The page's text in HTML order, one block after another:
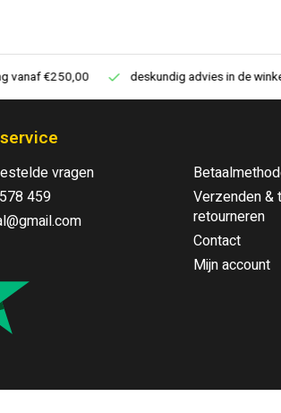
in de winkel Vloeren website
vragen
459
Verzenden &
retourneren
Contact
Mijn account